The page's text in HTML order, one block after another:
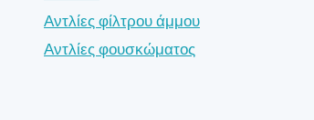
Αντλίες φίλτρου άμμου
Αντλίες φουσκώματος